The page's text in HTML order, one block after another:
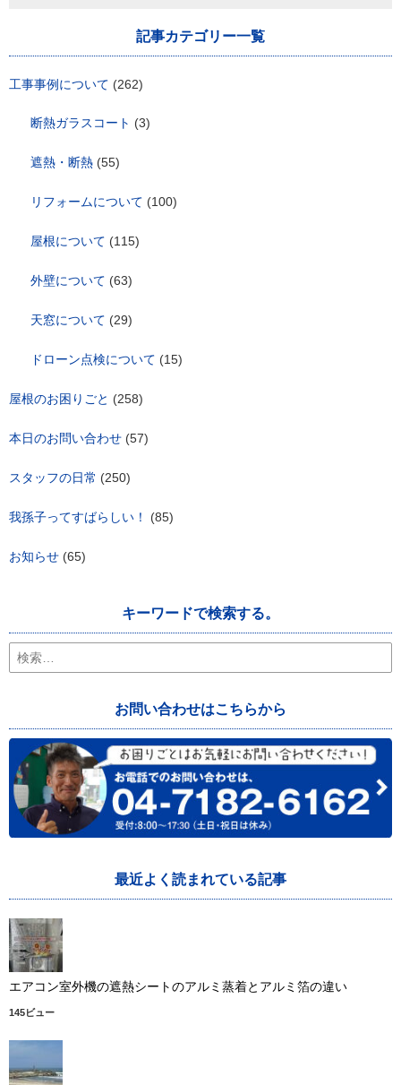
シ
ョ
ン
記事カテゴリー一覧
工事事例について (262)
断熱ガラスコート (3)
遮熱・断熱 (55)
リフォームについて (100)
屋根について (115)
外壁について (63)
天窓について (29)
ドローン点検について (15)
屋根のお困りごと (258)
本日のお問い合わせ (57)
スタッフの日常 (250)
我孫子ってすばらしい！ (85)
お知らせ (65)
キーワードで検索する。
検
索:
お問い合わせはこちらから
最近よく読まれている記事
エアコン室外機の遮熱シートのアルミ蒸着とアルミ箔の違い
145ビュー